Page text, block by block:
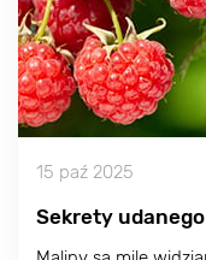
15 paź 2025
Sekrety